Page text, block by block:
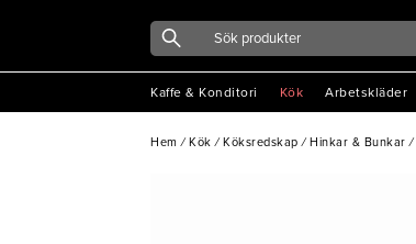
Kaffe & Konditori Kök Arbetskläder
Hem / Kök / Köksredskap / Hinkar & Bunkar /